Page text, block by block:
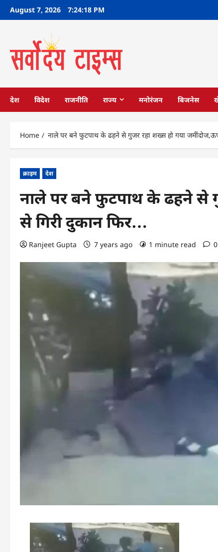
SkipAugust 7, 2026 7:24:19 PM
देश विदेश राजनीति राज्य मनोरंजन बिजनेस
Home नाले पर बने फुटपाथ के ढहने से गुजर रहा शख्स हो गया
क्राइम देश
नाले पर बने फुटपाथ के ढहने से
से गिरी दुकान फिर…
Ranjeet Gupta 7 years ago 1 minute read